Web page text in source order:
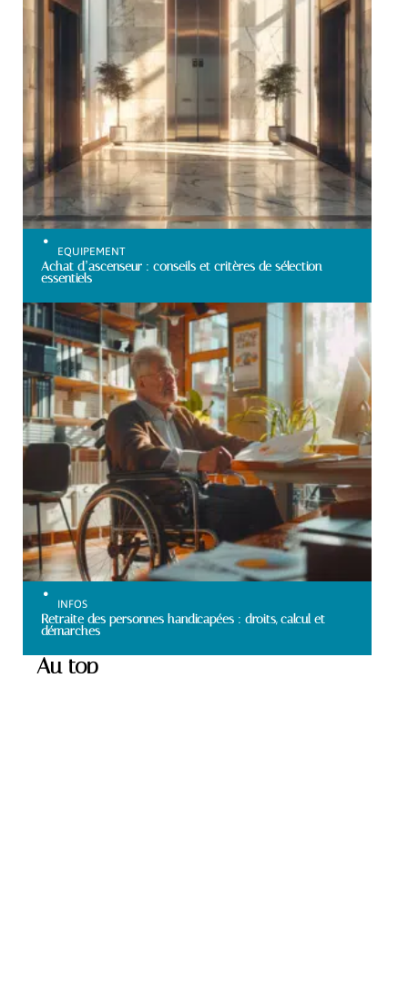
EQUIPEMENT
Achat d’ascenseur : conseils et critères de sélection
essentiels
INFOS
Retraite des personnes handicapées : droits, calcul et
démarches
Au top